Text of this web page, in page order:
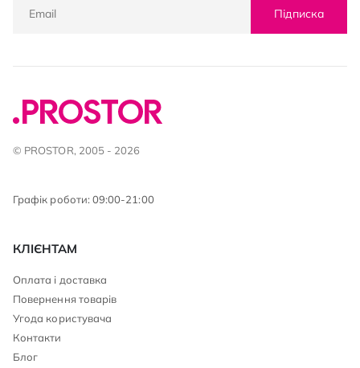
Підписка
© PROSTOR, 2005 - 2026
Графік роботи: 09:00-21:00
КЛІЄНТАМ
Оплата і доставка
Повернення товарів
Угода користувача
Контакти
Блог